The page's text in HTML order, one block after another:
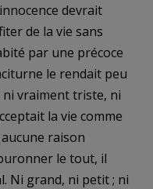
devrait
de la vie sans
par une précoce
le rendait peu
ni vraiment triste, ni
la vie comme
raison
le tout, il
Ni grand, ni petit ; ni